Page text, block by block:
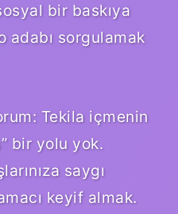
bir baskıya
adabı sorgulamak
Tekila içmenin
bir yolu yok.
saygı
keyif almak.